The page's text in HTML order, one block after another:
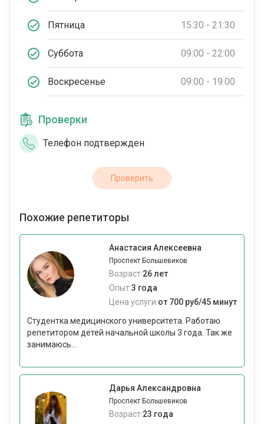
Пятница 15:30 - 21:30
Суббота 09:00 - 22:00
Воскресенье 09:00 - 19:00
Проверки
Телефон подтвержден
Проверить
Похожие репетиторы
Анастасия Алексеевна
Проспект Большевиков
Возраст:26 лет
Опыт:3 года
Цена услуги:от 700 руб/45 минут
Студентка медицинского университета. Работаю
репетитором детей начальной школы 3 года. Так же
занимаюсь...
Дарья Александровна
Проспект Большевиков
Возраст:23 года